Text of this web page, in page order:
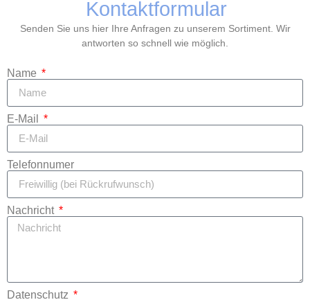
Kontaktformular
Senden Sie uns hier Ihre Anfragen zu unserem Sortiment. Wir
antworten so schnell wie möglich.
Name
E-Mail
Telefonnumer
Nachricht
Datenschutz